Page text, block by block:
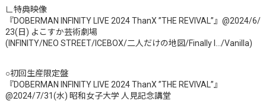
∟特典映像
『DOBERMAN INFINITY LIVE 2024 ThanX ”THE REVIVAL”』@2024/6/
23(日) よこすか芸術劇場
(INFINITY/NEO STREET/ICEBOX/二人だけの地図/Finally I…/Vanilla)
○初回生産限定盤
『DOBERMAN INFINITY LIVE 2024 ThanX ”THE REVIVAL”』
@2024/7/31(水) 昭和女子大学 人見記念講堂